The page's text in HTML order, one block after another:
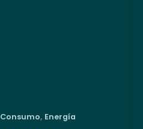
Consumo, Energía